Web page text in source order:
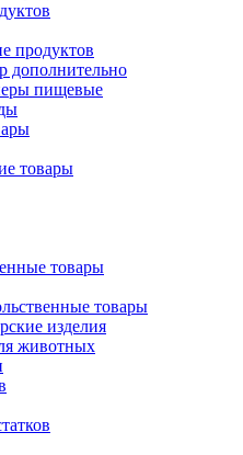
продуктов
дополнительно
пищевые
товары
товары
товары
изделия
животных